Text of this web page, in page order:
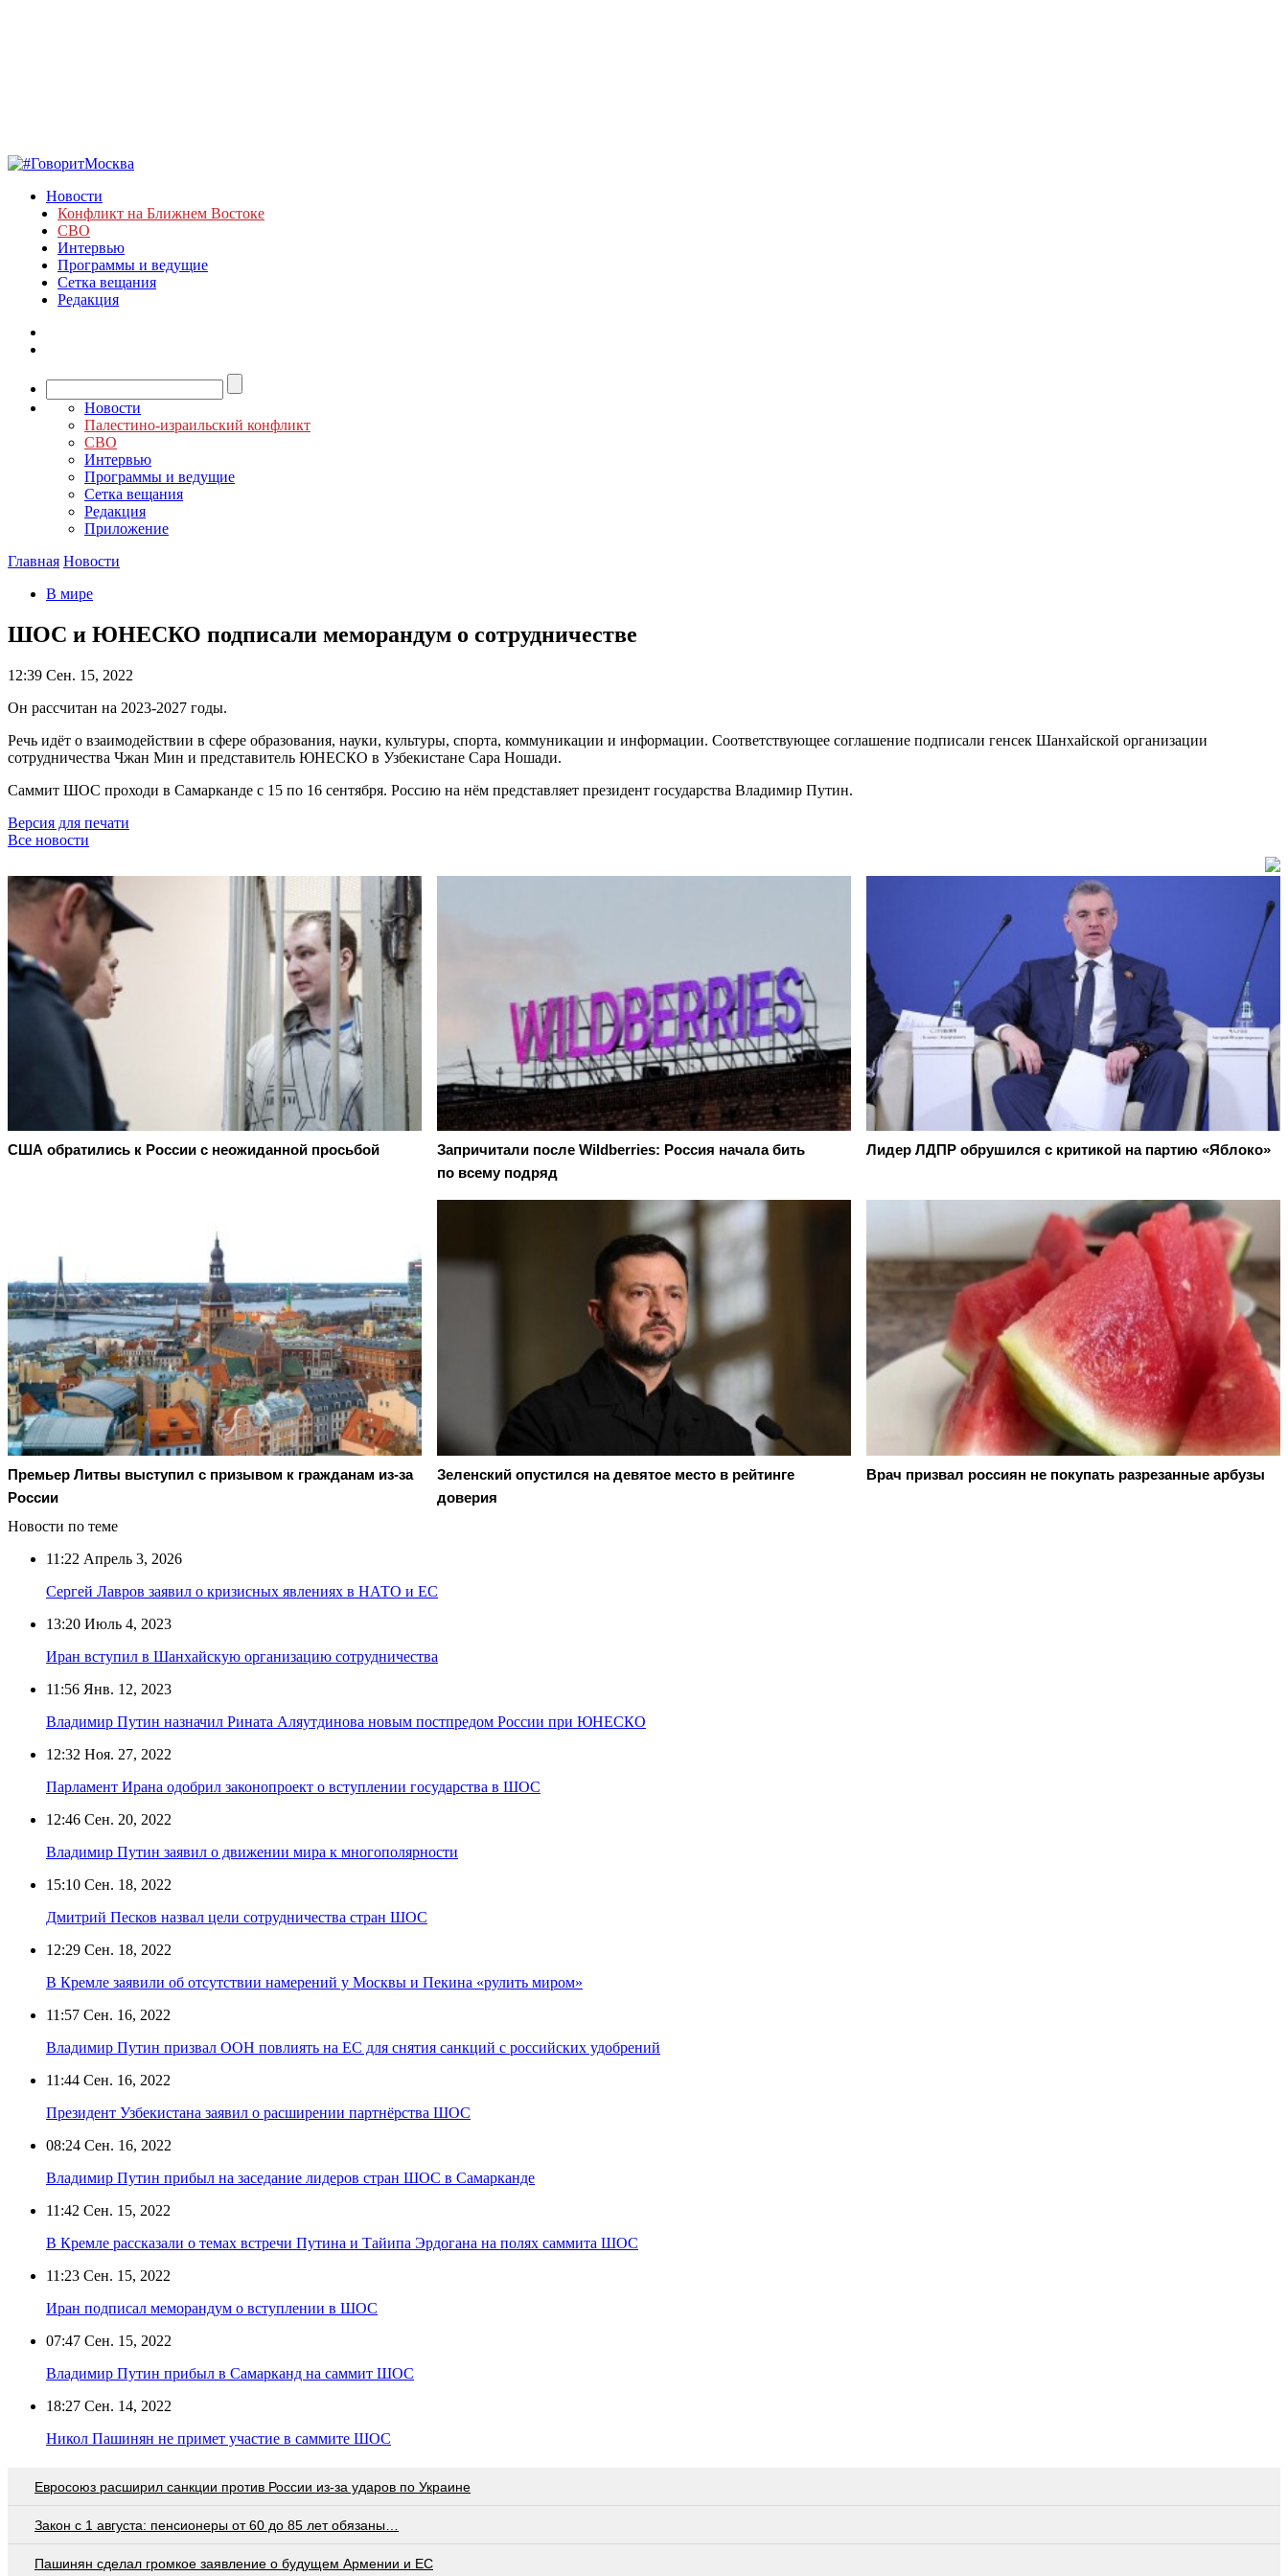
Новости
Конфликт на Ближнем Востоке
СВО
Интервью
Программы и ведущие
Сетка вещания
Редакция
Новости
Палестино-израильский конфликт
СВО
Интервью
Программы и ведущие
Сетка вещания
Редакция
Приложение
Главная Новости
В мире
ШОС и ЮНЕСКО подписали меморандум о сотрудничестве
12:39 Сен. 15, 2022
Он рассчитан на 2023-2027 годы.
Речь идёт о взаимодействии в сфере образования, науки, культуры, спорта, коммуникации и информации. Соответствующее соглашение подписали генсек Шанхайской организации
сотрудничества Чжан Мин и представитель ЮНЕСКО в Узбекистане Сара Ношади.
Саммит ШОС проходи в Самарканде с 15 по 16 сентября. Россию на нём представляет президент государства Владимир Путин.
Версия для печати
Все новости
США обратились к России с неожиданной просьбой
Запричитали после Wildberries: Россия начала бить
по всему подряд
Лидер ЛДПР обрушился с критикой на партию «Яблоко»
Премьер Литвы выступил с призывом к гражданам из-за
России
Зеленский опустился на девятое место в рейтинге
доверия
Врач призвал россиян не покупать разрезанные арбузы
Новости по теме
11:22 Апрель 3, 2026
Сергей Лавров заявил о кризисных явлениях в НАТО и ЕС
13:20 Июль 4, 2023
Иран вступил в Шанхайскую организацию сотрудничества
11:56 Янв. 12, 2023
Владимир Путин назначил Рината Аляутдинова новым постпредом России при ЮНЕСКО
12:32 Ноя. 27, 2022
Парламент Ирана одобрил законопроект о вступлении государства в ШОС
12:46 Сен. 20, 2022
Владимир Путин заявил о движении мира к многополярности
15:10 Сен. 18, 2022
Дмитрий Песков назвал цели сотрудничества стран ШОС
12:29 Сен. 18, 2022
В Кремле заявили об отсутствии намерений у Москвы и Пекина «рулить миром»
11:57 Сен. 16, 2022
Владимир Путин призвал ООН повлиять на ЕС для снятия санкций с российских удобрений
11:44 Сен. 16, 2022
Президент Узбекистана заявил о расширении партнёрства ШОС
08:24 Сен. 16, 2022
Владимир Путин прибыл на заседание лидеров стран ШОС в Самарканде
11:42 Сен. 15, 2022
В Кремле рассказали о темах встречи Путина и Тайипа Эрдогана на полях саммита ШОС
11:23 Сен. 15, 2022
Иран подписал меморандум о вступлении в ШОС
07:47 Сен. 15, 2022
Владимир Путин прибыл в Самарканд на саммит ШОС
18:27 Сен. 14, 2022
Никол Пашинян не примет участие в саммите ШОС
Евросоюз расширил санкции против России из-за ударов по Украине
Закон с 1 августа: пенсионеры от 60 до 85 лет обязаны…
Пашинян сделал громкое заявление о будущем Армении и ЕС